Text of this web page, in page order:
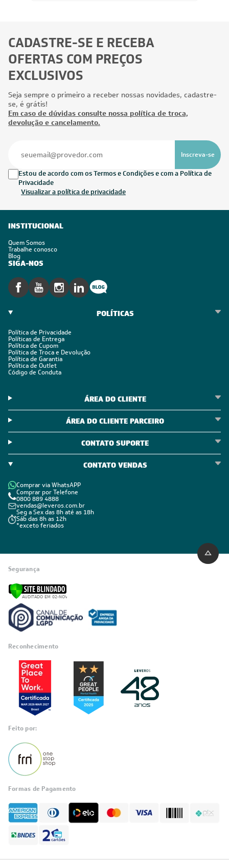
CADASTRE-SE E RECEBA
OFERTAS COM PREÇOS
EXCLUSIVOS
Seja sempre o primeiro a receber nossas novidades, cadastre-
se, é grátis!
Em caso de dúvidas consulte nossa política de troca,
devolução e cancelamento.
Inscreva-se
Estou de acordo com os Termos e Condições e com a Política de
Privacidade
Visualizar a política de privacidade
INSTITUCIONAL
Quem Somos
Trabalhe conosco
Blog
SIGA-NOS
POLÍTICAS
Política de Privacidade
Políticas de Entrega
Política de Cupom
Política de Troca e Devolução
Política de Garantia
Política de Outlet
Código de Conduta
ÁREA DO CLIENTE
ÁREA DO CLIENTE PARCEIRO
CONTATO SUPORTE
CONTATO VENDAS
Comprar via WhatsAPP
Comprar por Telefone
0800 889 4888
vendas@leveros.com.br
Seg a Sex das 8h até as 18h
Sáb das 8h as 12h
*exceto feriados
Segurança
Reconhecimento
Feito por:
Formas de Pagamento
Fale com a LIA